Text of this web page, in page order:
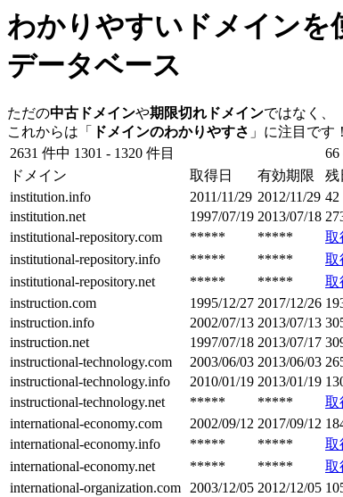
わかりやすいドメインを
データベース
ただの中古ドメインや期限切れドメインではなく、
これからは「
ドメインのわかりやすさ 」に注目です！
2631 件中 1301 - 1320 件目
66
ドメイン
取得日 有効期限 残
institution.info
2011/11/29 2012/11/29 42
institution.net
1997/07/19 2013/07/18
institutional-repository.com
***** ***** 取
institutional-repository.info
***** ***** 取
institutional-repository.net
***** ***** 取
instruction.com
1995/12/27 2017/12/26
instruction.info
2002/07/13 2013/07/13
instruction.net
1997/07/18 2013/07/17
instructional-technology.com
2003/06/03 2013/06/03
instructional-technology.info
2010/01/19 2013/01/19
instructional-technology.net
***** ***** 取
international-economy.com
2002/09/12 2017/09/12
international-economy.info
***** ***** 取
international-economy.net
***** ***** 取
international-organization.com 2003/12/05 2012/12/05